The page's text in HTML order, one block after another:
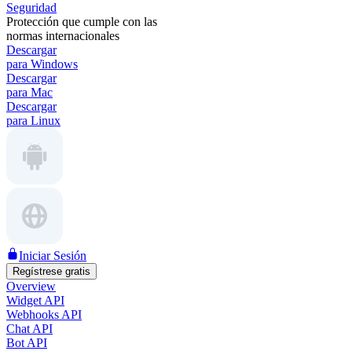
Seguridad
Protección que cumple con las
normas internacionales
Descargar
para Windows
Descargar
para Mac
Descargar
para Linux
Iniciar Sesión
Regístrese gratis
Overview
Widget API
Webhooks API
Chat API
Bot API